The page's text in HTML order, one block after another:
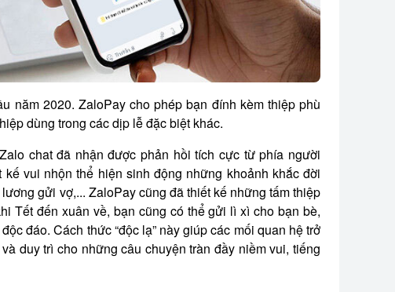
năm 2020. ZaloPay cho phép bạn đính kèm thiệp phù
dùng trong các dịp lễ đặc biệt khác.
chat đã nhận được phản hồi tích cực từ phía người
vui nhộn thể hiện sinh động những khoảnh khắc đời
gửi vợ,... ZaloPay cũng đã thiết kế những tấm thiệp
Tết đến xuân về, bạn cũng có thể gửi lì xì cho bạn bè,
đáo. Cách thức “độc lạ” này giúp các mối quan hệ trở
duy trì cho những câu chuyện tràn đầy niềm vui, tiếng